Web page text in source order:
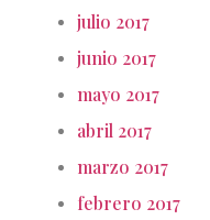
julio 2017
junio 2017
mayo 2017
abril 2017
marzo 2017
febrero 2017